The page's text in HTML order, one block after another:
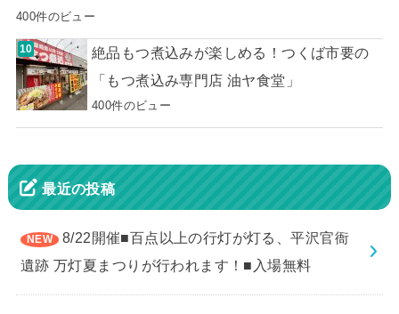
400件のビュー
絶品もつ煮込みが楽しめる！つくば市要の
「もつ煮込み専門店 油ヤ食堂」
400件のビュー
最近の投稿
8/22開催■百点以上の行灯が灯る、平沢官衙
遺跡 万灯夏まつりが行われます！■入場無料